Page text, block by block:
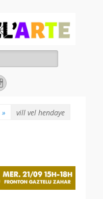
faire
soi-même et
réduire les
déchets
Instagram
» vill vel hendaye